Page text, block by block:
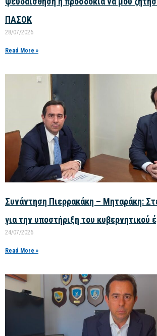
ΠΑΣΟΚ
28/07/2026
Read More »
Συνάντηση Πιερρακάκη – Μηταράκη:
για την υποστήριξη του κυβερνητικού
24/07/2026
Read More »